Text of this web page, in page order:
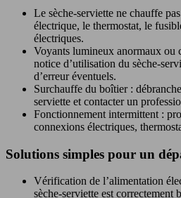
Le sèche-serviette ne chauffe
électrique, le thermostat, le
électriques.
Voyants lumineux anormaux ou
notice d’utilisation du sèche-
d’erreur éventuels.
Surchauffe du boîtier :
serviette et contacter un
Fonctionnement intermittent :
connexions électriques,
Solutions simples pour un
Vérification de l’alimentation
sèche-serviette est correctement